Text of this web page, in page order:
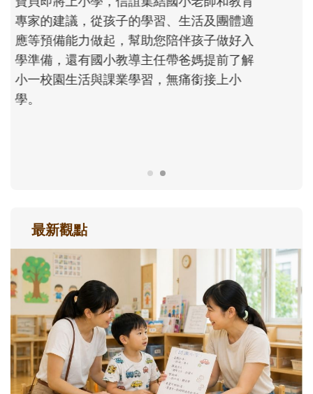
沒有人天生就擅長當爸爸！男人總是在一次
次「前所未有」的體驗中，跟著孩子一起長
大。從給予安全感的肢體遊戲，到獨立自
主、角色認同及解決問題的能力養成。爸爸
最新觀點